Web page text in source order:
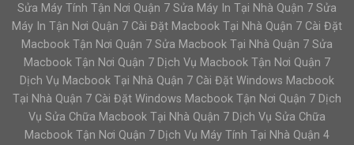
Sửa Máy Tính Tận Nơi Quận 7 Sửa Máy In Tại Nhà Quận 7 Sửa
Máy In Tận Nơi Quận 7 Cài Đặt Macbook Tại Nhà Quận 7 Cài Đặt
Macbook Tận Nơi Quận 7 Sửa Macbook Tại Nhà Quận 7 Sửa
Macbook Tận Nơi Quận 7 Dịch Vụ Macbook Tận Nơi Quận 7
Dịch Vụ Macbook Tại Nhà Quận 7 Cài Đặt Windows Macbook
Tại Nhà Quận 7 Cài Đặt Windows Macbook Tận Nơi Quận 7 Dịch
Vụ Sửa Chữa Macbook Tại Nhà Quận 7 Dịch Vụ Sửa Chữa
Macbook Tận Nơi Quận 7 Dịch Vụ Máy Tính Tại Nhà Quận 4